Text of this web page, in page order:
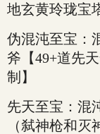
地玄黄玲珑宝
伪混沌至宝：
斧【49+道先
制】
先天至宝：混
（弑神枪和